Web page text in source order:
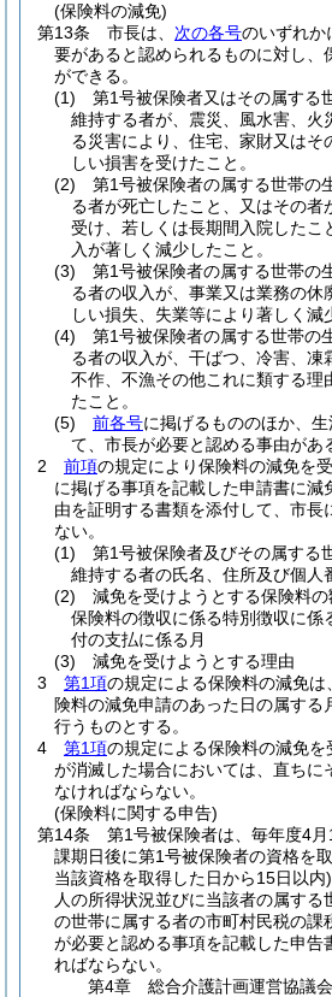
(保険料の減免)
第13条
市長は、 次の各号のいずれか
要があると認められるものに対し、
ができる。
(1)
第1号被保険者又はその属する
維持する者が、震災、風水害、火
る災害により、住宅、家財又はそ
しい損害を受けたこと。
(2)
第1号被保険者の属する世帯の
る者が死亡したこと、又はその者
受け、若しくは長期間入院したこ
入が著しく減少したこと。
(3)
第1号被保険者の属する世帯の
る者の収入が、事業又は業務の休
しい損失、失業等により著しく減
(4)
第1号被保険者の属する世帯の
る者の収入が、干ばつ、冷害、凍
不作、不漁その他これに類する理
たこと。
(5)
前各号に掲げるもののほか、
て、市長が必要と認める事由があ
2
前項の規定により保険料の減免を
に掲げる事項を記載した申請書に減
由を証明する書類を添付して、市長
ない。
(1)
第1号被保険者及びその属する
維持する者の氏名、住所及び個人
(2)
減免を受けようとする保険料
保険料の徴収に係る特別徴収に係
付の支払に係る月
(3)
減免を受けようとする理由
3
第1項の規定による保険料の減免は、
険料の減免申請のあった日の属する
行うものとする。
4
第1項の規定による保険料の減免
が消滅した場合においては、直ちに
なければならない。
(保険料に関する申告)
第14条
第1号被保険者は、毎年度4
課期日後に第1号被保険者の資格を
当該資格を取得した日から15日以内)
人の所得状況並びに当該者の属する
の世帯に属する者の市町村民税の課
が必要と認める事項を記載した申告
ればならない。
第4章
総合介護計画運営協議会